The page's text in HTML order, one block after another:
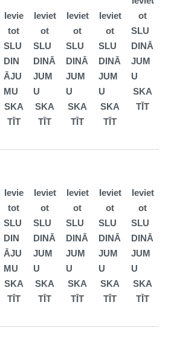
Ievie
tot
SLU
DIN
ĀJU
MU
SKA
TĪT
Ieviet
ot
SLU
DINĀ
JUM
U
SKA
TĪT
Ieviet
ot
SLU
DINĀ
JUM
U
SKA
TĪT
Ieviet
ot
SLU
DINĀ
JUM
U
SKA
TĪT
ot
SLU
DINĀ
JUM
U
SKA
TĪT
Ievie
tot
SLU
DIN
ĀJU
MU
SKA
TĪT
Ieviet
ot
SLU
DINĀ
JUM
U
SKA
TĪT
Ieviet
ot
SLU
DINĀ
JUM
U
SKA
TĪT
Ieviet
ot
SLU
DINĀ
JUM
U
SKA
TĪT
Ieviet
ot
SLU
DINĀ
JUM
U
SKA
TĪT